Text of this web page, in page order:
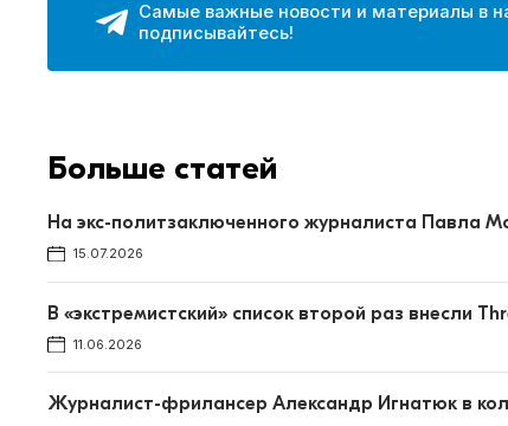
Самые важные новости и материалы в
подписывайтесь!
Больше статей
На экс-политзаключенного журналиста Павла
15.07.2026
В «экстремистский» список второй раз внесли
11.06.2026
Журналист-фрилансер Александр Игнатюк в